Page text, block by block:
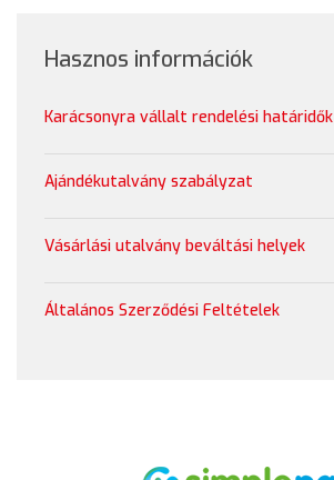
Hasznos információk
Karácsonyra vállalt rendelési határidők
Ajándékutalvány szabályzat
Vásárlási utalvány beváltási helyek
Általános Szerződési Feltételek